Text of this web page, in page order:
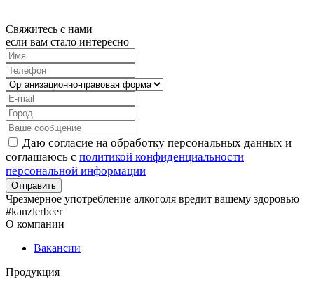
Свяжитесь с нами
если вам стало интересно
Даю согласие на обработку персональных данных и
соглашаюсь с политикой конфиденциальности
персональной информации
Чрезмерное употребление алкоголя вредит вашему здоровью
#kanzlerbeer
О компании
Вакансии
Продукция